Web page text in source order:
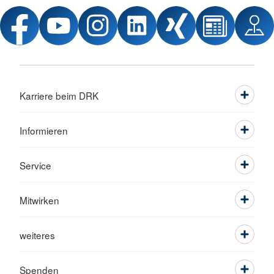
Karriere beim DRK
Informieren
Service
Mitwirken
weiteres
Spenden